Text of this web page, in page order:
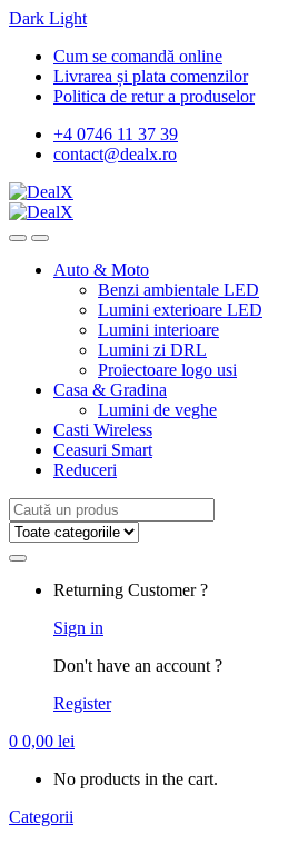
Dark Light
Skip
navigation
Skip
content
Cum se comandă online
Livrarea și plata comenzilor
Politica de retur a produselor
+4 0746 11 37 39
contact@dealx.ro
Auto & Moto
Benzi ambientale LED
Lumini exterioare LED
Lumini interioare
Lumini zi DRL
Proiectoare logo usi
Casa & Gradina
Lumini de veghe
Casti Wireless
Ceasuri Smart
Reduceri
Search
for:
Returning Customer ?
Sign in
Don't have an account ?
Register
0 0,00 lei
No products in the cart.
Categorii